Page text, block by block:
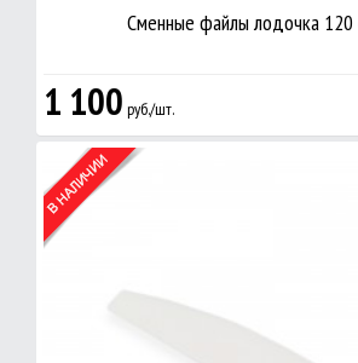
Сменные файлы лодочка
1 100 руб./шт.